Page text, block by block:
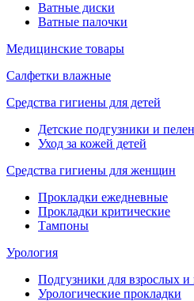
Ватные диски
Ватные палочки
Медицинские товары
Салфетки влажные
Средства гигиены для детей
Детские подгузники и
Уход за кожей детей
Средства гигиены для женщин
Прокладки ежедневные
Прокладки критические
Тампоны
Урология
Подгузники для взрослых и
Урологические прокладки